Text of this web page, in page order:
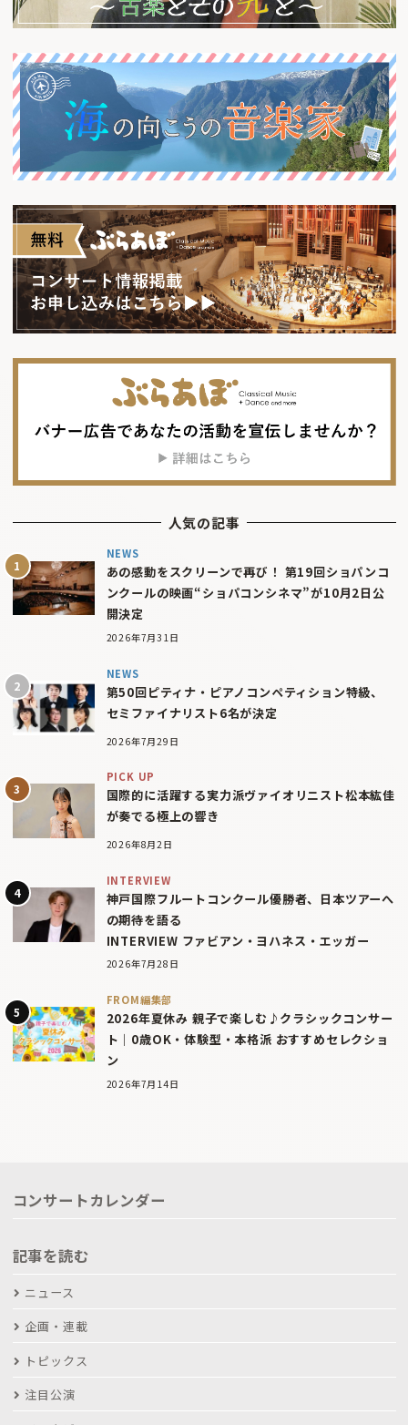
人気の記事
NEWS
あの感動をスクリーンで再び！ 第19回ショパンコ
ンクールの映画“ショパコンシネマ”が10月2日公
開決定
2026年7月31日
NEWS
第50回ピティナ・ピアノコンペティション特級、
セミファイナリスト6名が決定
2026年7月29日
PICK UP
国際的に活躍する実力派ヴァイオリニスト松本紘佳
が奏でる極上の響き
2026年8月2日
INTERVIEW
神戸国際フルートコンクール優勝者、日本ツアーへ
の期待を語る
INTERVIEW ファビアン・ヨハネス・エッガー
2026年7月28日
FROM編集部
2026年夏休み 親子で楽しむ♪クラシックコンサー
ト｜0歳OK・体験型・本格派 おすすめセレクショ
ン
2026年7月14日
コンサートカレンダー
記事を読む
ニュース
企画・連載
トピックス
注目公演